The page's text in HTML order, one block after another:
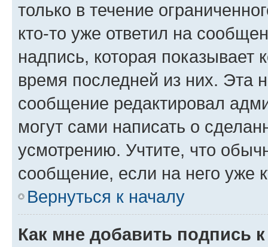
только в течение
кто-то уже ответил на
надпись, которая показывает
время последней из них. Эта
сообщение редактировал
могут сами написать о
усмотрению. Учтите, что
сообщение, если на него уже
Вернуться к началу
Как мне добавить подпись